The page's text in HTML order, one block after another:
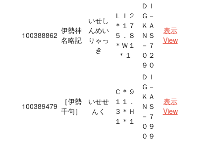
100388862 伊勢神
名略記
いせし
んめい
りゃっ
き
ＬＩ２
＊１７
５．８
＊Ｗ１
＊１
ＤＩ
Ｇ－
ＫＡ
ＮＳ
－７
０２
９０
表示
View
100389479
［伊勢
千句］
いせせ
んく
Ｃ＊９
１１．
３＊Ｈ
１＊１
ＤＩ
Ｇ－
ＫＡ
ＮＳ
－７
０９
０９
表示
View